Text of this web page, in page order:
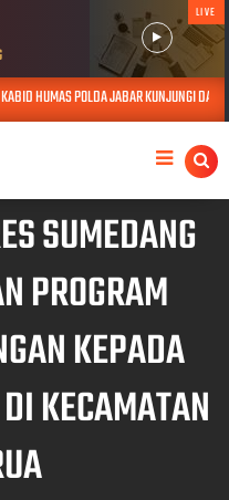
LIVE
HUMAS POLDA JABAR KUNJUNGI DAN
SUMEDANG
PROGRAM
KEPADA
KECAMATAN